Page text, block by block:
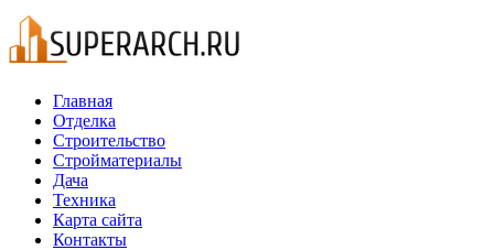
Главная
Отделка
Строительство
Стройматериалы
Дача
Техника
Карта сайта
Контакты